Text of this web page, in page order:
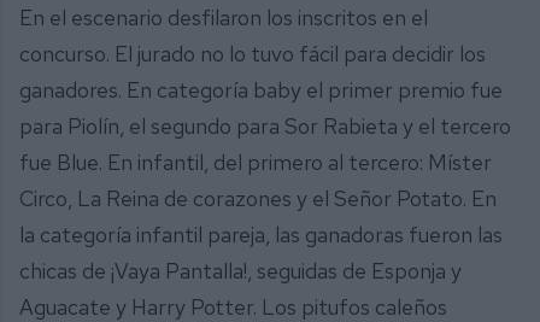
En el escenario desfilaron los inscritos en el
concurso. El jurado no lo tuvo fácil para decidir los
ganadores. En categoría baby el primer premio fue
para Piolín, el segundo para Sor Rabieta y el tercero
fue Blue. En infantil, del primero al tercero: Míster
Circo, La Reina de corazones y el Señor Potato. En
la categoría infantil pareja, las ganadoras fueron las
chicas de ¡Vaya Pantalla!, seguidas de Esponja y
Aguacate y Harry Potter. Los pitufos caleños